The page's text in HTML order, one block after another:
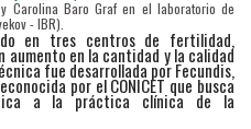
Carolina Baro Graf en el laboratorio de
- IBR).
en tres centros de fertilidad,
aumento en la cantidad y la calidad
fue desarrollada por Fecundis,
por el CONICET que busca
a la práctica clínica de la